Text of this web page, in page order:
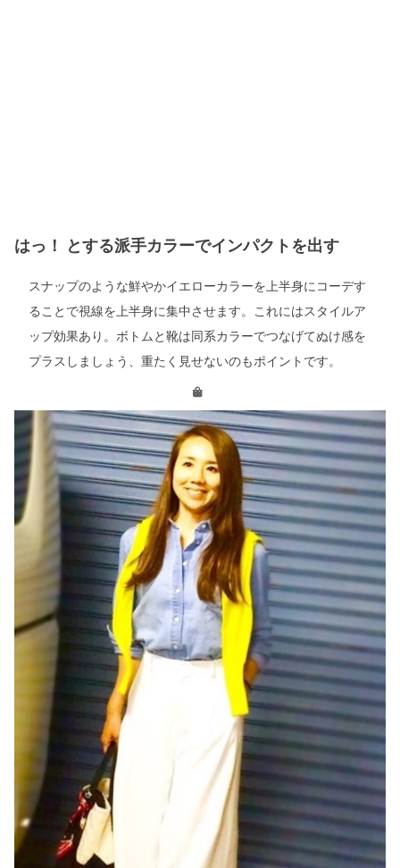
はっ！ とする派手カラーでインパクトを出す
スナップのような鮮やかイエローカラーを上半身にコーデす
ることで視線を上半身に集中させます。これにはスタイルア
ップ効果あり。ボトムと靴は同系カラーでつなげてぬけ感を
プラスしましょう、重たく見せないのもポイントです。